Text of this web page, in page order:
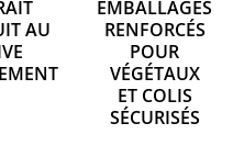
AU
EMBALLAGES
RENFORCÉS
POUR
VÉGÉTAUX
ET COLIS
SÉCURISÉS